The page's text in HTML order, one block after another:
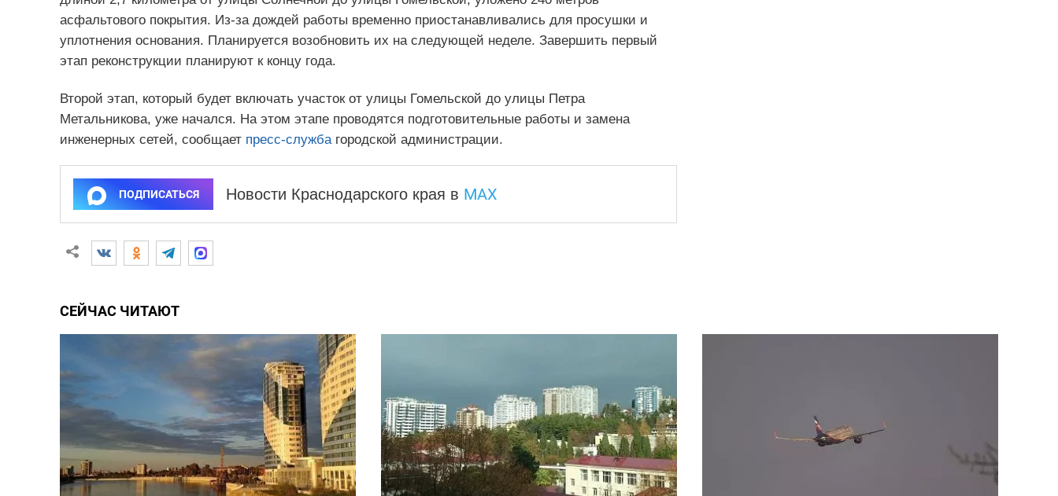
асфальтового покрытия. Из-за дождей работы временно приостанавливались для просушки и
уплотнения основания. Планируется возобновить их на следующей неделе. Завершить первый
этап реконструкции планируют к концу года.
Второй этап, который будет включать участок от улицы Гомельской до улицы Петра
Метальникова, уже начался. На этом этапе проводятся подготовительные работы и замена
инженерных сетей, сообщает пресс-службагородской администрации.
ПОДПИСАТЬСЯ Новости Краснодарского края в MAX
СЕЙЧАС ЧИТАЮТ